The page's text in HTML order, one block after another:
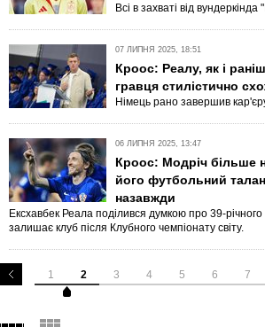
Всі в захваті від вундеркінда
07 ЛИПНЯ 2025, 18:51
Кроос: Реалу, як і
гравця стилістично
Німець рано завершив
06 ЛИПНЯ 2025, 13:47
Кроос: Модріч більше
його футбольний
назавжди
Ексхавбек Реала поділився думкою про 39-
залишає клуб після Клубного чемпіонату світу.
1 2 3 4 5 6 7